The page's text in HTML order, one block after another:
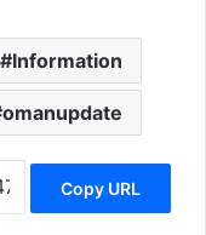
Information
omanupdate
Copy URL